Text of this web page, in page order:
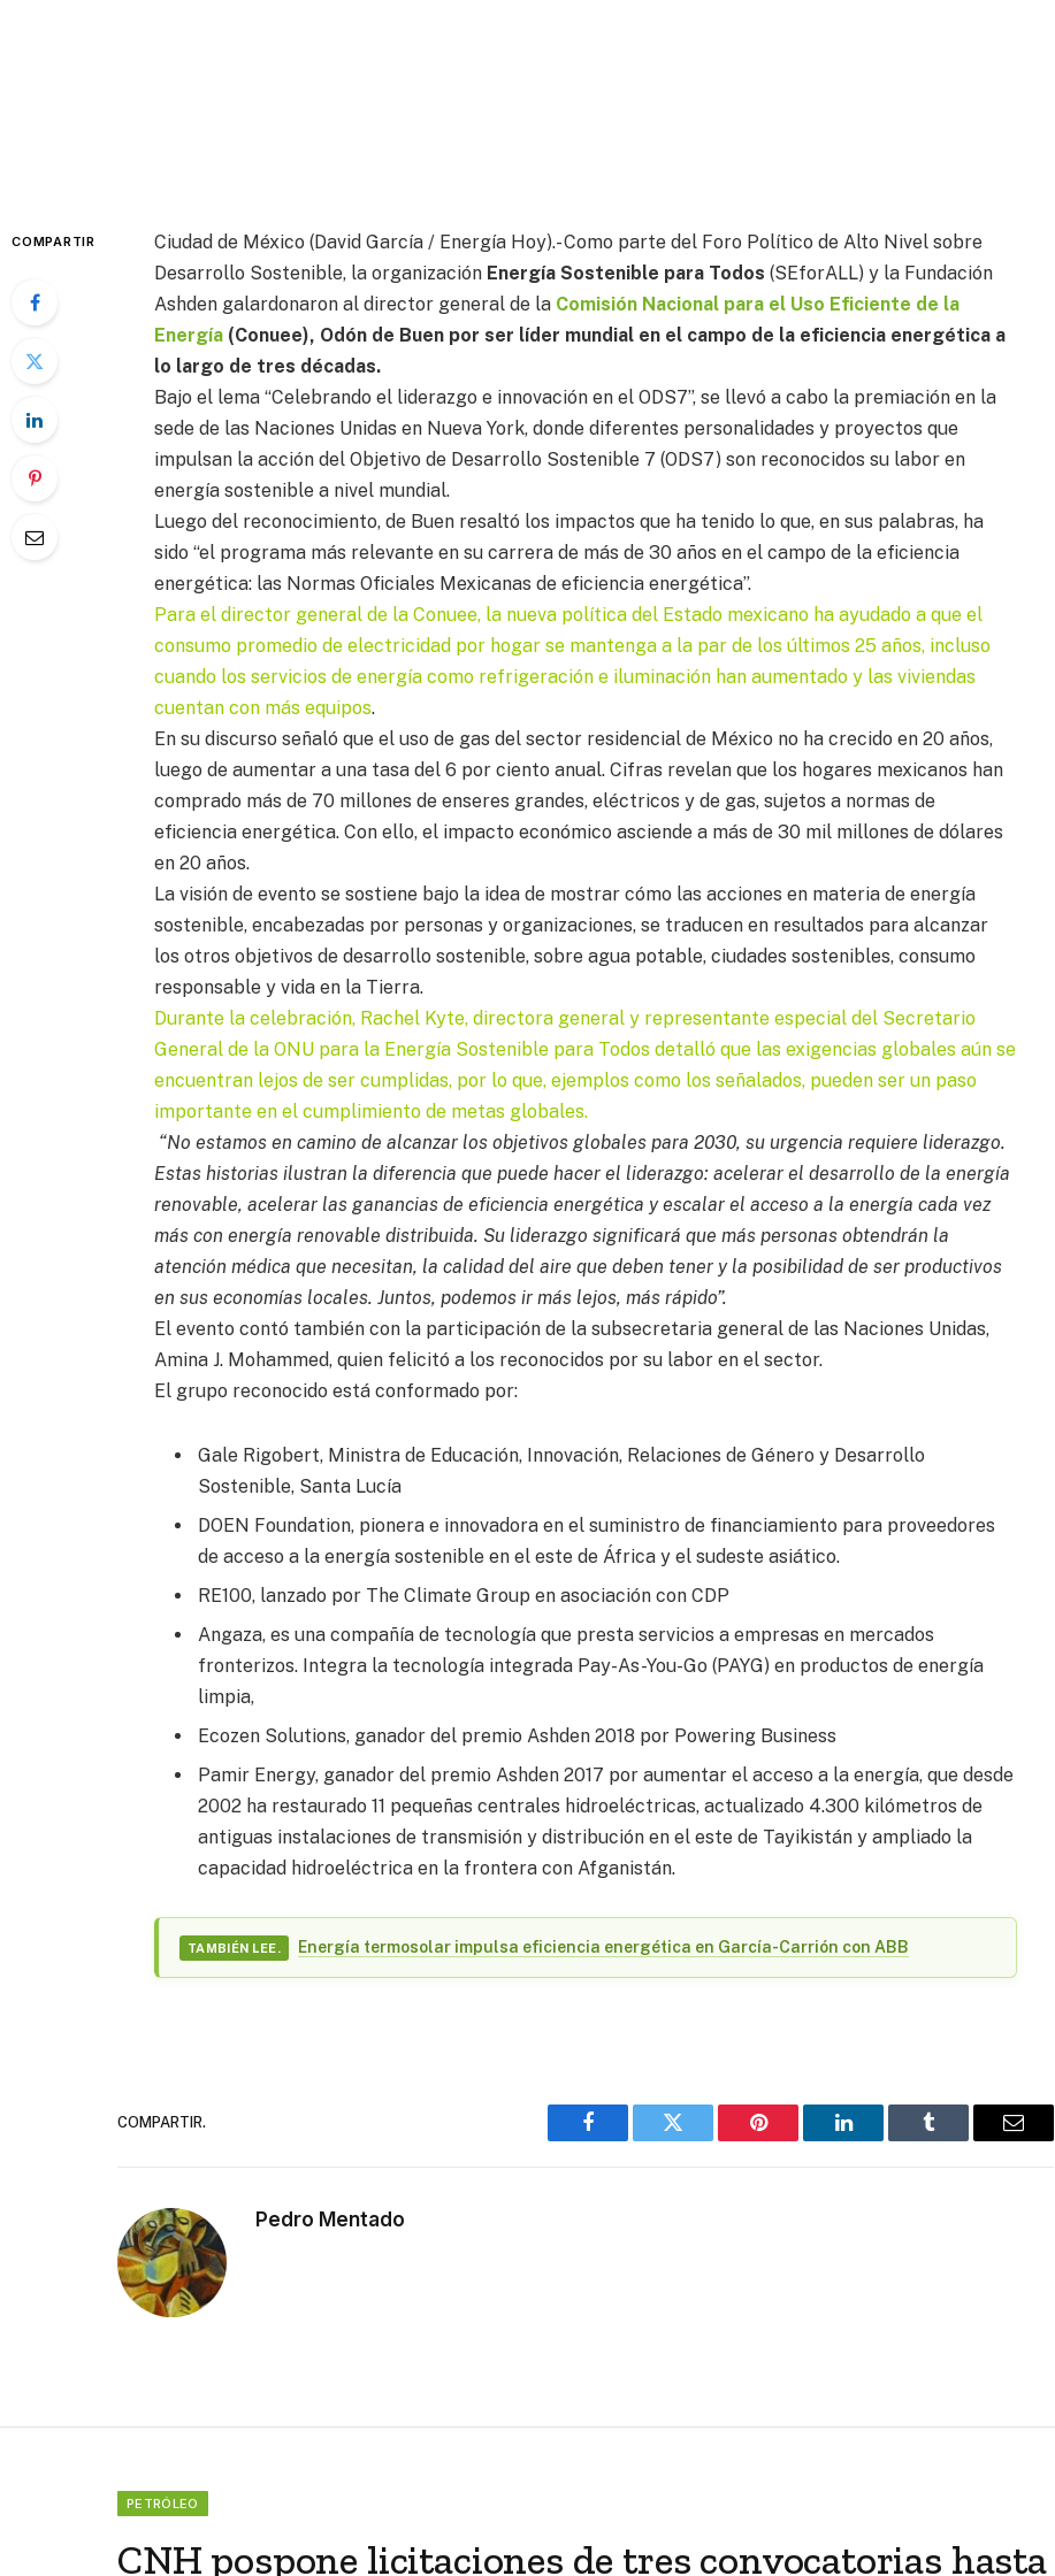
COMPARTIR
Ciudad de México (David García / Energía Hoy).- Como parte del Foro Político de Alto Nivel sobre
Desarrollo Sostenible, la organización Energía Sostenible para Todos (SEforALL) y la Fundación
Ashden galardonaron al director general de la Comisión Nacional para el Uso Eficiente de la
Energía (Conuee), Odón de Buen por ser líder mundial en el campo de la eficiencia energética a
lo largo de tres décadas.
Bajo el lema “Celebrando el liderazgo e innovación en el ODS7”, se llevó a cabo la premiación en la
sede de las Naciones Unidas en Nueva York, donde diferentes personalidades y proyectos que
impulsan la acción del Objetivo de Desarrollo Sostenible 7 (ODS7) son reconocidos su labor en
energía sostenible a nivel mundial.
Luego del reconocimiento, de Buen resaltó los impactos que ha tenido lo que, en sus palabras, ha
sido “el programa más relevante en su carrera de más de 30 años en el campo de la eficiencia
energética: las Normas Oficiales Mexicanas de eficiencia energética”.
Para el director general de la Conuee, la nueva política del Estado mexicano ha ayudado a que el
consumo promedio de electricidad por hogar se mantenga a la par de los últimos 25 años, incluso
cuando los servicios de energía como refrigeración e iluminación han aumentado y las viviendas
cuentan con más equipos.
En su discurso señaló que el uso de gas del sector residencial de México no ha crecido en 20 años,
luego de aumentar a una tasa del 6 por ciento anual. Cifras revelan que los hogares mexicanos han
comprado más de 70 millones de enseres grandes, eléctricos y de gas, sujetos a normas de
eficiencia energética. Con ello, el impacto económico asciende a más de 30 mil millones de dólares
en 20 años.
La visión de evento se sostiene bajo la idea de mostrar cómo las acciones en materia de energía
sostenible, encabezadas por personas y organizaciones, se traducen en resultados para alcanzar
los otros objetivos de desarrollo sostenible, sobre agua potable, ciudades sostenibles, consumo
responsable y vida en la Tierra.
Durante la celebración, Rachel Kyte, directora general y representante especial del Secretario
General de la ONU para la Energía Sostenible para Todos detalló que las exigencias globales aún se
encuentran lejos de ser cumplidas, por lo que, ejemplos como los señalados, pueden ser un paso
importante en el cumplimiento de metas globales.
“No estamos en camino de alcanzar los objetivos globales para 2030, su urgencia requiere liderazgo.
Estas historias ilustran la diferencia que puede hacer el liderazgo: acelerar el desarrollo de la energía
renovable, acelerar las ganancias de eficiencia energética y escalar el acceso a la energía cada vez
más con energía renovable distribuida. Su liderazgo significará que más personas obtendrán la
atención médica que necesitan, la calidad del aire que deben tener y la posibilidad de ser productivos
en sus economías locales. Juntos, podemos ir más lejos, más rápido”.
El evento contó también con la participación de la subsecretaria general de las Naciones Unidas,
Amina J. Mohammed, quien felicitó a los reconocidos por su labor en el sector.
El grupo reconocido está conformado por:
Gale Rigobert, Ministra de Educación, Innovación, Relaciones de Género y Desarrollo
Sostenible, Santa Lucía
DOEN Foundation, pionera e innovadora en el suministro de financiamiento para proveedores
de acceso a la energía sostenible en el este de África y el sudeste asiático.
RE100, lanzado por The Climate Group en asociación con CDP
Angaza, es una compañía de tecnología que presta servicios a empresas en mercados
fronterizos. Integra la tecnología integrada Pay-As-You-Go (PAYG) en productos de energía
limpia,
Ecozen Solutions, ganador del premio Ashden 2018 por Powering Business
Pamir Energy, ganador del premio Ashden 2017 por aumentar el acceso a la energía, que desde
2002 ha restaurado 11 pequeñas centrales hidroeléctricas, actualizado 4.300 kilómetros de
antiguas instalaciones de transmisión y distribución en el este de Tayikistán y ampliado la
capacidad hidroeléctrica en la frontera con Afganistán.
TAMBIÉN LEE. Energía termosolar impulsa eficiencia energética en García-Carrión con ABB
COMPARTIR.
Facebook Twitter Pinterest LinkedIn Tumblr Email
Pedro Mentado
PETRÓLEO
CNH pospone licitaciones de tres convocatorias hasta